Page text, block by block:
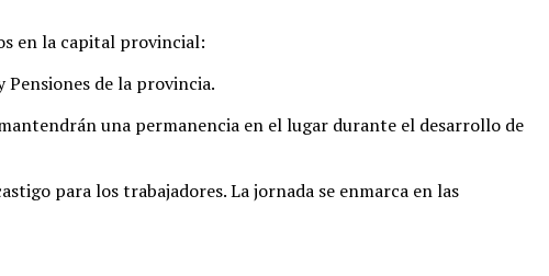
en la capital provincial:
Pensiones de la provincia.
una permanencia en el lugar durante el desarrollo de
para los trabajadores. La jornada se enmarca en las